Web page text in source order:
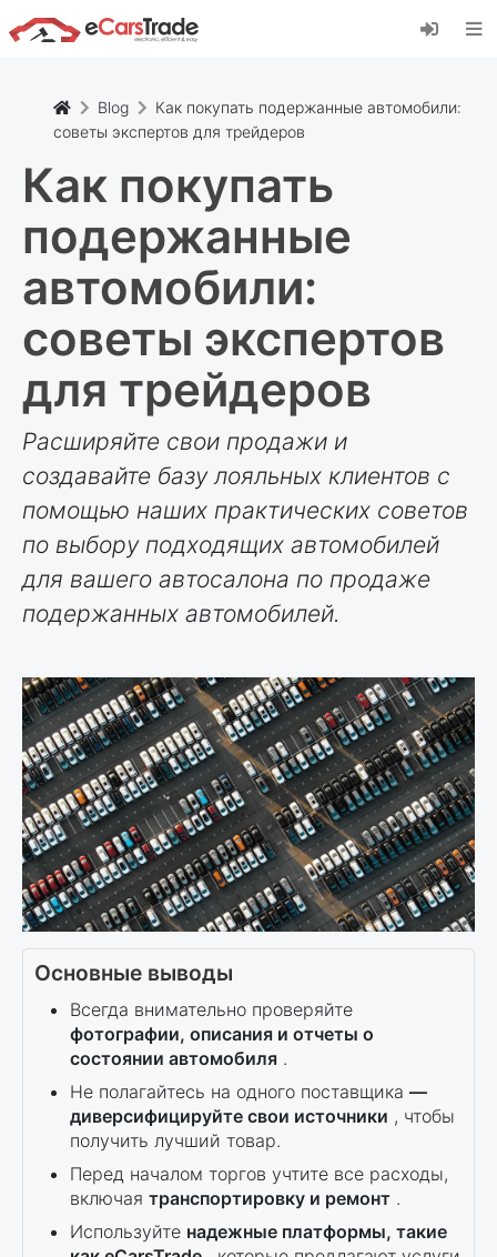
Установите веб-приложение eCarsTrade,
добавьте его на главный экран и получайте
Установить
Отмена
Blog
Как покупать подержанные автомобили:
советы экспертов для трейдеров
Как покупать
подержанные
автомобили:
советы экспертов
для трейдеров
Расширяйте свои продажи и
создавайте базу лояльных клиентов с
помощью наших практических советов
по выбору подходящих автомобилей
для вашего автосалона по продаже
подержанных автомобилей.
Основные выводы
Всегда внимательно проверяйте
фотографии, описания и отчеты о
состоянии автомобиля .
Не полагайтесь на одного поставщика —
диверсифицируйте свои источники , чтобы
получить лучший товар.
Перед началом торгов учтите все расходы,
включая транспортировку и ремонт .
Используйте надежные платформы, такие